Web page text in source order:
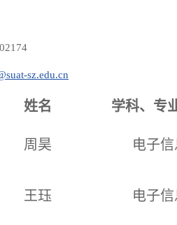
sz.edu.cn
姓名 学科、专
周昊 电子信
王珏 电子信